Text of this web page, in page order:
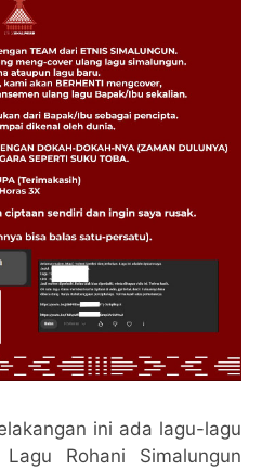
ini ada lagu-lagu
Rohani Simalungun